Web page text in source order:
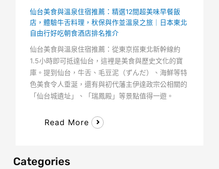
仙台美食與溫泉住宿推薦：精選12間超美味早餐飯
店，體驗牛舌料理，秋保與作並溫泉之旅｜日本東北
自由行好吃朝食酒店排名推介
仙台美食與溫泉住宿推薦：從東京搭東北新幹線約
1.5小時即可抵達仙台，這裡是美食與歷史文化的寶
庫。提到仙台，牛舌、毛豆泥（ずんだ）、海鮮等特
色美食令人垂涎，還有與初代藩主伊達政宗公相關的
「仙台城遺址」、「瑞鳳殿」等景點值得一遊。
Read More
Categories